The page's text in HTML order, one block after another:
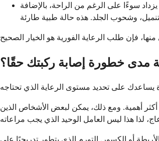
سوءًا على الرغم من الراحة، بالإضافة
مدى خطورة إصابة ركبتك حقًا؟
أهمية. ومع ذلك، يمكن لبعض الأشخاص الذين